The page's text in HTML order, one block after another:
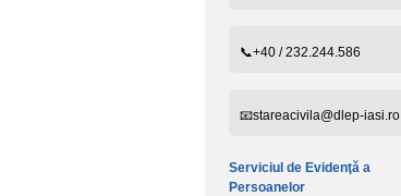
📞+40 / 232.244.586
📧stareacivila@dlep-iasi.ro
Serviciul de Evidenţă a
Persoanelor